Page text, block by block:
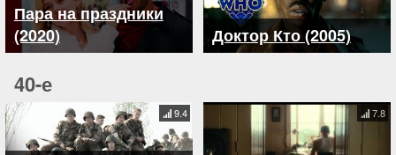
Пара на праздники
(2020)
Доктор Кто (2005)
40-е
9.4 7.8